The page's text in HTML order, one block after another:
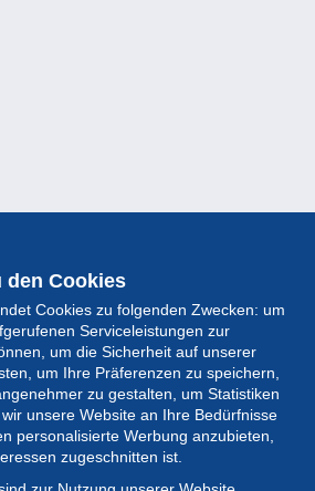
den Cookies
Cookies zu folgenden Zwecken: um
Serviceleistungen zur
um die Sicherheit auf unserer
um Ihre Präferenzen zu speichern,
zu gestalten, um Statistiken
unsere Website an Ihre Bedürfnisse
personalisierte Werbung anzubieten,
zugeschnitten ist.